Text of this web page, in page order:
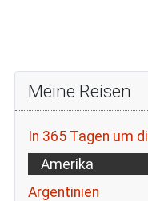
Meine Reisen
In 365 Tagen um
Amerika
Argentinien